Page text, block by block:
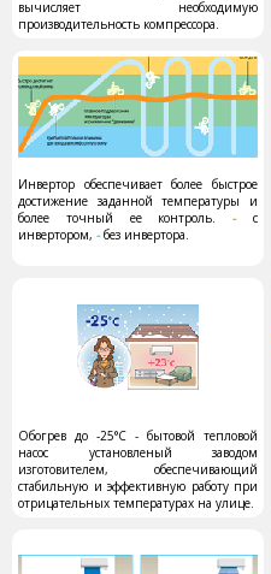
вычисляет необходимую
производительность компрессора.
Инвертор обеспечивает более быстрое
достижение заданной температуры и
более точный ее контроль.-с
инвертором, -без инвертора.
Обогрев до -25°С - бытовой тепловой
насос установленый заводом
изготовителем, обеспечивающий
стабильную и эффективную работу при
отрицательных температурах на улице.